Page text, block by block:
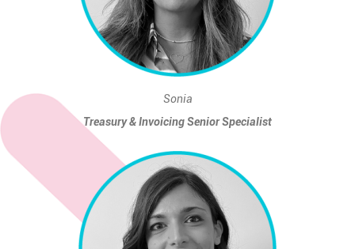
Sonia
Treasury & Invoicing Senior Specialist